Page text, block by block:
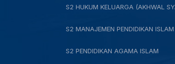
S2 HUKUM KELUARGA (AKHWAL
S2 MANAJEMEN PENDIDIKAN ISLAM
S2 PENDIDIKAN AGAMA ISLAM